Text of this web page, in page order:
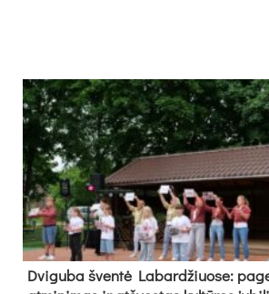
Dvi­gu­ba šven­tė La­bar­džiuo­se: